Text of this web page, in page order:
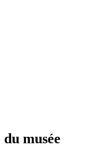
musée